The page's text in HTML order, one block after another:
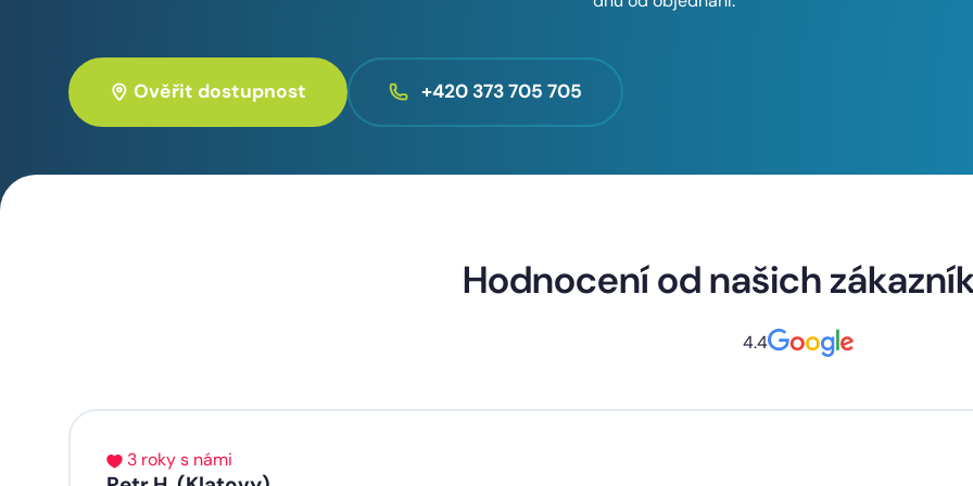
Ověřit dostupnost +420 373 705 705
Hodnocení od našich
4.4
3 roky s námi